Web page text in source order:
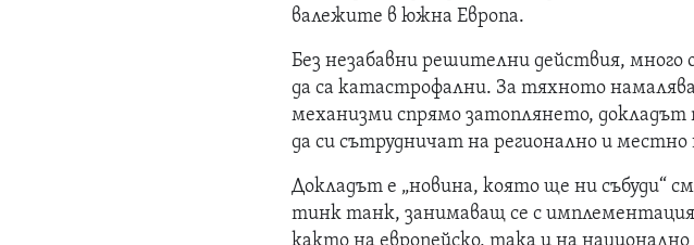
валежите в южна Европа.
Без незабавни решителни действия,
да са катастрофални. За тяхното
механизми спрямо затоплянето,
да си сътрудничат на регионално и местно
Докладът е „новина, която ще ни събуди“
тинк танк, занимаващ се с